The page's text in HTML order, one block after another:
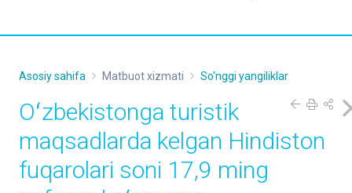
Asosiy sahifa Matbuot xizmati So'nggi yangiliklar
Oʻzbekistonga turistik
maqsadlarda kelgan Hindiston
fuqarolari soni 17,9 ming